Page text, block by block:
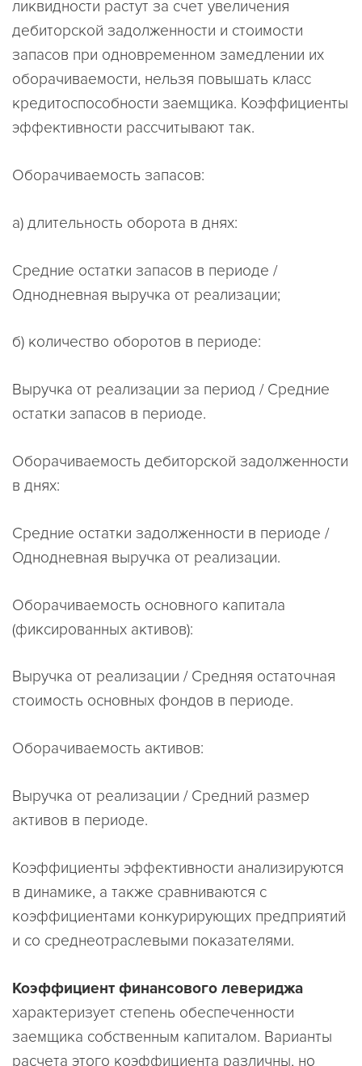
ликвидности растут за счет увеличения
дебиторской задолженности и стоимости
запасов при одновременном замедлении их
оборачиваемости, нельзя повышать класс
кредитоспособности заемщика. Коэффициенты
эффективности рассчитывают так.
Оборачиваемость запасов:
а) длительность оборота в днях:
Средние остатки запасов в периоде /
Однодневная выручка от реализации;
б) количество оборотов в периоде:
Выручка от реализации за период / Средние
остатки запасов в периоде.
Оборачиваемость дебиторской задолженности
в днях:
Средние остатки задолженности в периоде /
Однодневная выручка от реализации.
Оборачиваемость основного капитала
(фиксированных активов):
Выручка от реализации / Средняя остаточная
стоимость основных фондов в периоде.
Оборачиваемость активов:
Выручка от реализации / Средний размер
активов в периоде.
Коэффициенты эффективности анализируются
в динамике, а также сравниваются с
коэффициентами конкурирующих предприятий
и со среднеотраслевыми показателями.
Коэффициент финансового левериджа
характеризует степень обеспеченности
заемщика собственным капиталом. Варианты
расчета этого коэффициента различны, но